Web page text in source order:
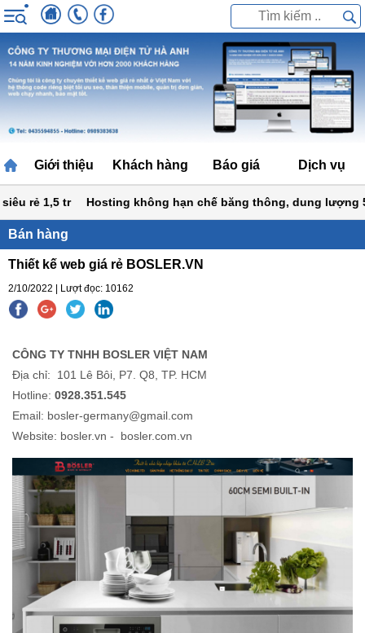
Giới thiệu Khách hàng Báo giá Dịch vụ
rẻ 1,5 tr Hosting không hạn chế băng thông, dung lượng
Bán hàng
Thiết kế web giá rẻ BOSLER.VN
2/10/2022 | Lượt đọc: 10162
CÔNG TY TNHH BOSLER VIỆT NAM
Địa chỉ: 101 Lê Bôi, P7. Q8, TP. HCM
Hotline: 0928.351.545
Email: bosler-germany@gmail.com
Website: bosler.vn - bosler.com.vn